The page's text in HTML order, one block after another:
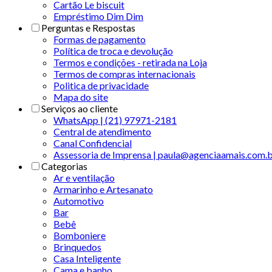
Cartão Le biscuit
Empréstimo Dim Dim
Perguntas e Respostas
Formas de pagamento
Política de troca e devolução
Termos e condições - retirada na Loja
Termos de compras internacionais
Politica de privacidade
Mapa do site
Serviços ao cliente
WhatsApp | (21) 97971-2181
Central de atendimento
Canal Confidencial
Assessoria de Imprensa |
Categorias
Ar e ventilação
Armarinho e Artesanato
Automotivo
Bar
Bebê
Bomboniere
Brinquedos
Casa Inteligente